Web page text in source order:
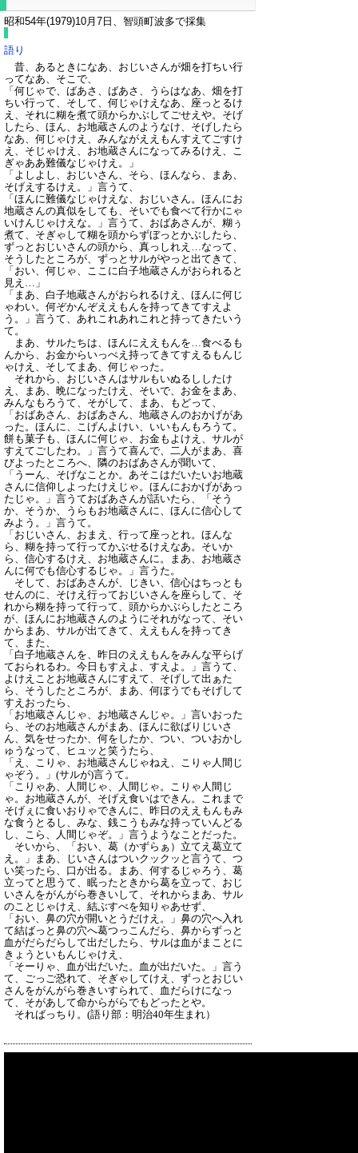
昭和54年(1979)10月7日、智頭町波多で採集
語り
昔、あるときになあ、おじいさんが畑を打ちい行
ってなあ、そこで、
「何じゃで、ばあさ、ばあさ、うらはなあ、畑を打
ちい行って、そして、何じゃけえなあ、座っとるけ
え、それに糊を煮て頭からかぶしてごせえや。そげ
したら、ほん、お地蔵さんのようなけ、そげしたら
なあ、何じゃけえ、みんながええもんすえてごすけ
え、そじゃけえ、お地蔵さんになってみるけえ、こ
ぎゃああ難儀なじゃけえ。」
「よしよし、おじいさん、そら、ほんなら、まあ、
そげえするけえ。」言うて、
「ほんに難儀なじゃけえな、おじいさん。ほんにお
地蔵さんの真似をしても、そいでも食べて行かにゃ
いけんじゃけえな。」言うて、おばあさんが、糊ぅ
煮て、そぎゃして糊を頭からずぼっとかぶしたら、
ずっとおじいさんの頭から、真っしれえ…なって、
そうしたところが、ずっとサルがやっと出てきて、
「おい、何じゃ、ここに白子地蔵さんがおられると
見え…」
「まあ、白子地蔵さんがおられるけえ、ほんに何じ
ゃわい。何ぞかんぞええもんを持ってきてすえよ
う。」言うて、あれこれあれこれと持ってきたいう
て。
まあ、サルたちは、ほんにええもんを…食べるも
んから、お金からいっぺえ持ってきてすえるもんじ
ゃけえ、そしてまあ、何じゃった。
それから、おじいさんはサルもいぬるししたけ
え、まあ、晩になったけえ、そいで、お金をまあ、
みんなもろうて、そがして、まあ、もどって、
「おばあさん、おばあさん、地蔵さんのおかげがあ
った。ほんに、こげんよけい、いいもんもろうて。
餅も菓子も、ほんに何じゃ、お金もよけえ、サルが
すえてごしたわ。」言うて喜んで、二人がまあ、喜
びよったところへ、隣のおばあさんが聞いて、
「うーん、そげなことか。あそこはだいたいお地蔵
さんに信仰しよったけえじゃ。ほんにおかげがあっ
たじゃ。」言うておばあさんが話いたら、「そう
か、そうか、うらもお地蔵さんに、ほんに信心して
みよう。」言うて。
「おじいさん、おまえ、行って座っとれ。ほんな
ら、糊を持って行ってかぶせるけえなあ。そいか
ら、信心するけえ、お地蔵さんに。まあ、お地蔵さ
んに何でも信心するじゃ。」言うた。
そして、おばあさんが、じきい、信心はちっとも
せんのに、そけえ行っておじいさんを座らして、そ
れから糊を持って行って、頭からかぶらしたところ
が、ほんにお地蔵さんのようにそれがなって、そい
からまあ、サルが出てきて、ええもんを持ってき
て、また、
「白子地蔵さんを、昨日のええもんをみんな平らげ
ておられるわ。今日もすえよ、すえよ。」言うて、
よけえことお地蔵さんにすえて、そげして出ぁた
ら、そうしたところが、まあ、何ぼうでもそげして
すえおったら、
「お地蔵さんじゃ、お地蔵さんじゃ。」言いおった
ら、そのお地蔵さんがまあ、ほんに欲ばりじいさ
ん、気をせったか、何をしたか、つい、ついおかし
ゅうなって、ヒュッと笑うたら、
「え、こりゃ、お地蔵さんじゃねえ、こりゃ人間じ
ゃぞう。」(サルが)言うて。
「こりゃあ、人間じゃ、人間じゃ。こりゃ人間じ
ゃ。お地蔵さんが、そげえ食いはできん。これまで
そげぇに食いおりゃできんに、昨日のええもんもみ
な食うとるし、みな、銭こうもみな持っていんどる
し、こら、人間じゃぞ。」言うようなことだった。
そいから、「おい、葛（かずらぁ）立てえ葛立て
え。」まあ、じいさんはついクックッと言うて、つ
い笑ったら、口が出る。まあ、何するじゃろう、葛
立ってと思うて、眠ったときから葛を立って、おじ
いさんをがんがら巻きいして、それからまあ、サル
のことじゃけえ、結ぶすべを知りゃあせず、
「おい、鼻の穴が開いとうだけえ。」鼻の穴へ入れ
て結ばっと鼻の穴へ葛つっこんだら、鼻からずっと
血がだらだらして出だしたら、サルは血がまことに
きょうといもんじゃけえ、
「そーりゃ、血が出だいた。血が出だいた。」言う
て、ごっご恐れて、そぎゃしてけえ、ずっとおじい
さんをがんがら巻きいすられて、血だらけになっ
て、そがあして命からがらでもどったとや。
そればっちり 。(語り部：明治40年生まれ）